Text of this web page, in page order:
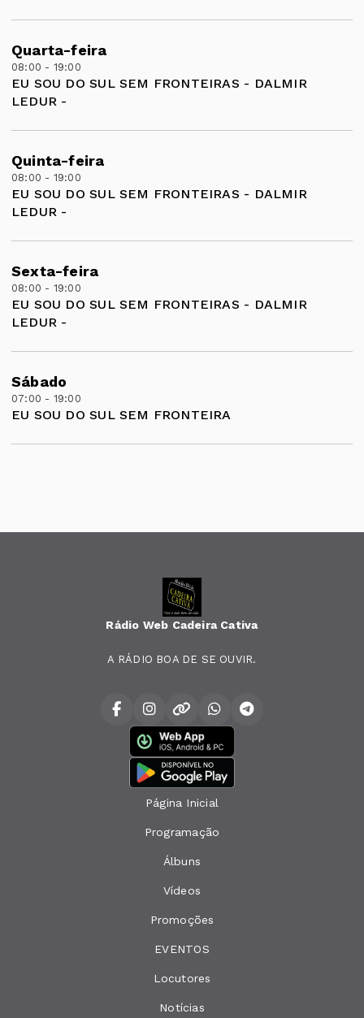
Quarta-feira
08:00 - 19:00
EU SOU DO SUL SEM FRONTEIRAS - DALMIR
LEDUR -
Quinta-feira
08:00 - 19:00
EU SOU DO SUL SEM FRONTEIRAS - DALMIR
LEDUR -
Sexta-feira
08:00 - 19:00
EU SOU DO SUL SEM FRONTEIRAS - DALMIR
LEDUR -
Sábado
07:00 - 19:00
EU SOU DO SUL SEM FRONTEIRA
Rádio Web Cadeira Cativa
A RÁDIO BOA DE SE OUVIR.
Página Inicial
Programação
Álbuns
Vídeos
Promoções
EVENTOS
Locutores
Notícias